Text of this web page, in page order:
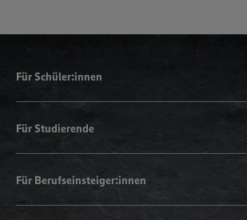
Für Schüler:innen
Für Studierende
Für Berufseinsteiger:innen